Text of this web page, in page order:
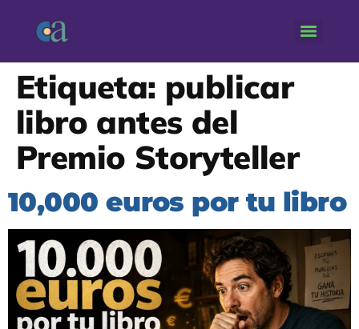
Etiqueta: publicar
libro antes del
Premio Storyteller
10,000 euros por tu libro